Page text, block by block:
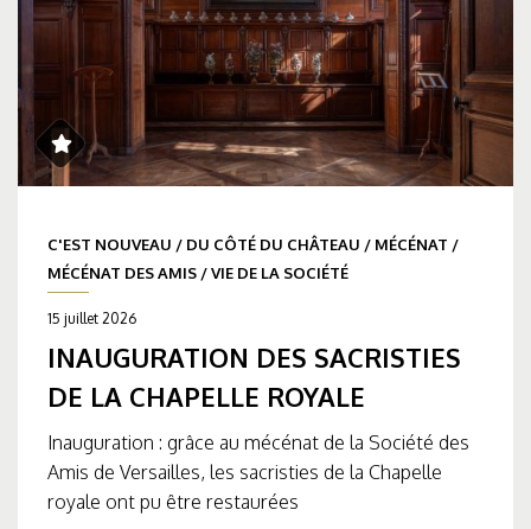
C'EST NOUVEAU / DU CÔTÉ DU CHÂTEAU / MÉCÉNAT /
MÉCÉNAT DES AMIS /VIE DE LA SOCIÉTÉ
15 juillet 2026
INAUGURATION DES SACRISTIES
DE LA CHAPELLE ROYALE
Inauguration : grâce au mécénat de la Société des
Amis de Versailles, les sacristies de la Chapelle
royale ont pu être restaurées